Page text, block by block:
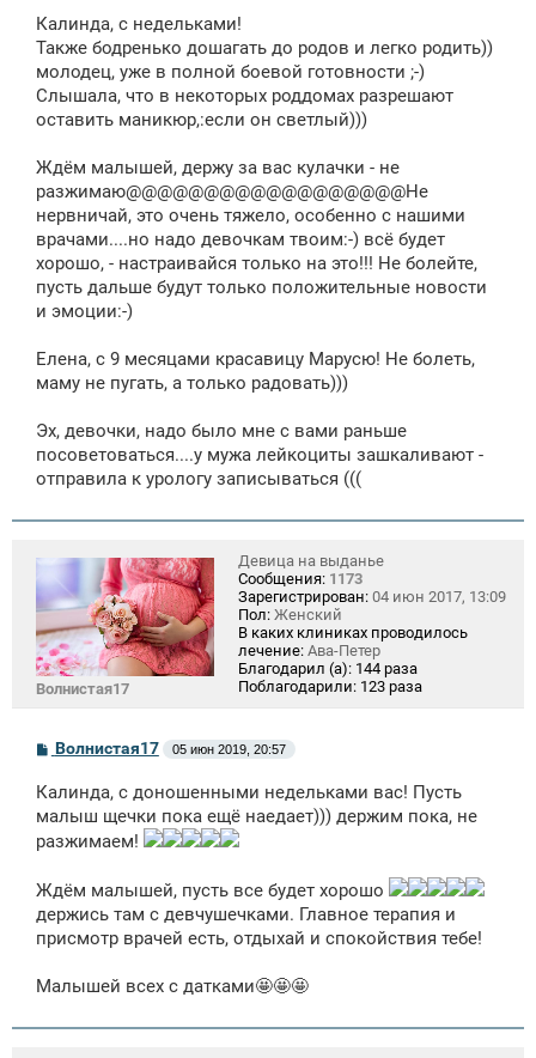
б
щ
н
и
Калинда, с недельками!
Также бодренько дошагать до родов и легко родить))
молодец, уже в полной боевой готовности ;-)
Слышала, что в некоторых роддомах разрешают
оставить маникюр,:если он светлый)))
Ждём малышей, держу за вас кулачки - не
разжимаю@@@@@@@@@@@@@@@@@@Не
нервничай, это очень тяжело, особенно с нашими
врачами....но надо девочкам твоим:-) всё будет
хорошо, - настраивайся только на это!!! Не болейте,
пусть дальше будут только положительные новости
и эмоции:-)
Елена, с 9 месяцами красавицу Марусю! Не болеть,
маму не пугать, а только радовать)))
Эх, девочки, надо было мне с вами раньше
посоветоваться....у мужа лейкоциты зашкаливают -
отправила к урологу записываться (((
Волнистая17
Девица на выданье
Сообщения: 1173
Зарегистрирован: 04 июн 2017, 13:09
Пол: Женский
В каких клиниках проводилось
лечение: Ава-Петер
Благодарил (а): 144 раза
Поблагодарили: 123 раза
С
б
щ
н
е
Волнистая17 05 июн 2019, 20:57
Калинда, с доношенными недельками вас! Пусть
малыш щечки пока ещё наедает))) держим пока, не
разжимаем!
Ждём малышей, пусть все будет хорошо
держись там с девчушечками. Главное терапия и
присмотр врачей есть, отдыхай и спокойствия тебе!
Малышей всех с датками🤩🤩🤩